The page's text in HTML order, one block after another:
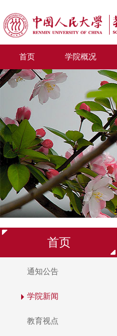
首页 学院概况
首页
通知公告
学院新闻
教育视点